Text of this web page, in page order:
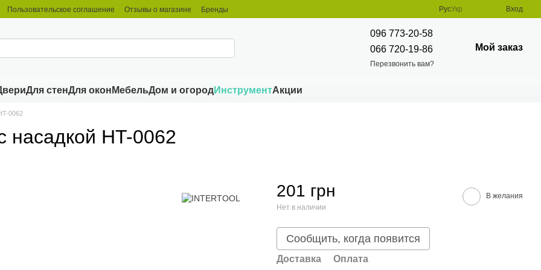
Пользовательское соглашение Отзывы о магазине Бренды РусУкр Вход
096 773-20-58
066 720-19-86
Перезвонить вам?
Мой заказ
Для стенДля окон МебельДом и огородИнструментАкции
0062
насадкой HT-0062
201 грн
Нет в наличии
В желания
Сообщить, когда появится
Доставка Оплата